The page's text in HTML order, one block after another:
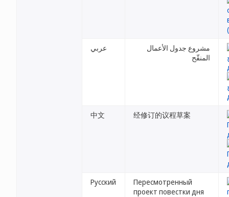
عربي
مشروع جدول الأعمال
المنقّح
中文 经修订的议程草案
Русский
Пересмотренный
проект повестки дня